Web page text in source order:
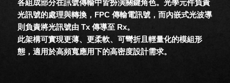
各組成部分在訊號傳輸中皆扮演關鍵角色。光學元件負責
光訊號的處理與轉換，FPC 傳輸電訊號，而內嵌式光波導
則負責將光訊號由 Tx 傳導至 Rx。
此架構可實現更薄、更柔軟、可彎折且輕量化的模組形
態，適用於高頻寬應用下的高密度設計需求。